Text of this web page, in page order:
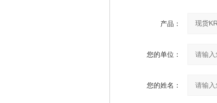
产品：
您的单位：
您的姓名：